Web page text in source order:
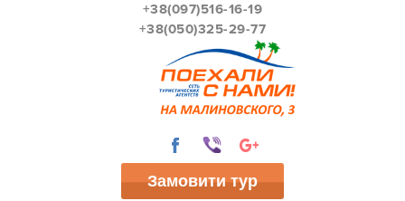
+38(097)516-16-19
+38(050)325-29-77
Замовити тур